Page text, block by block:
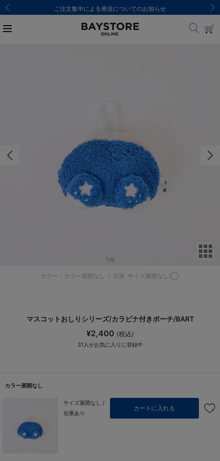
ご注文集中による発送についてのお知らせ
1 /6
カラー：カラー展開なし / 在庫 サイズ展開なし:◯
マスコットおしりシリーズ/カラビナ付きポーチ/BART
¥2,400 (税込)
31 人がお気に入りに登録中
カラー展開なし
サイズ展開なし /
在庫あり
カートに入れる